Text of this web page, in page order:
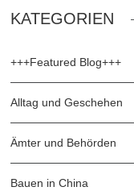
KATEGORIEN
+++Featured Blog+++
Alltag und Geschehen
Ämter und Behörden
Bauen in China